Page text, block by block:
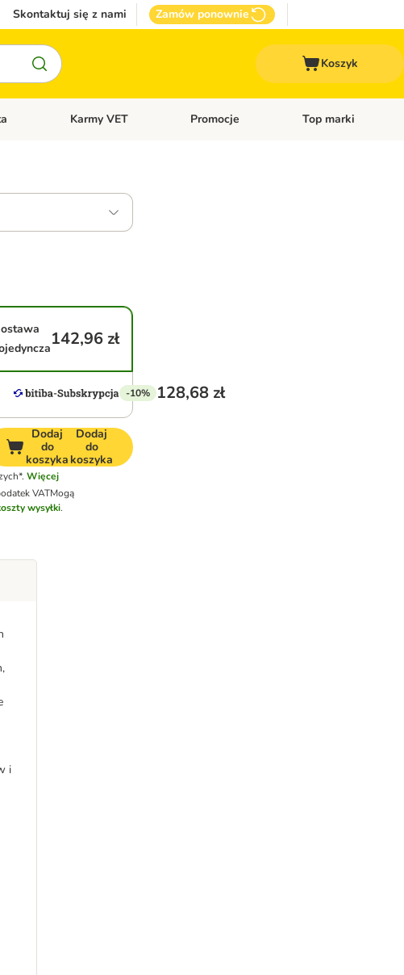
Skontaktuj się z nami Zamów ponownie
Koszyk
Akcesoria dla psa
Otwórz menu kategorii: Inne zwierzęta
Karmy VET Otwórz menu kategorii: Karmy VET
Promocje Otwórz menu
Top marki
142,96 zł
-10% 128,68 zł
Dodaj
do
koszyka
Dodaj
do
koszyka
Więcej
VATMogą
wysyłki.
i